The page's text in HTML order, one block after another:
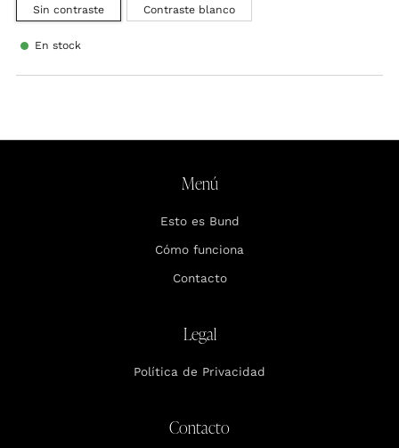
Sin contraste Contraste blanco
En stock
Menú
Esto es Bund
Cómo funciona
Contacto
Legal
Política de Privacidad
Contacto